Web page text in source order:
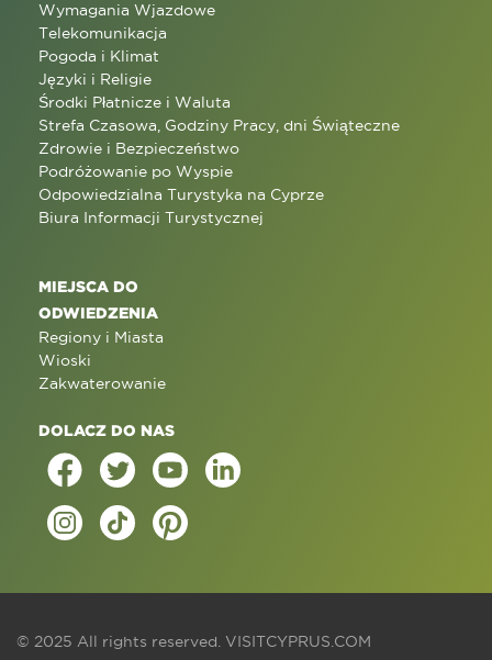
Wymagania Wjazdowe
Telekomunikacja
Pogoda i Klimat
Języki i Religie
Środki Płatnicze i Waluta
Strefa Czasowa, Godziny Pracy, dni Świąteczne
Zdrowie i Bezpieczeństwo
Podróżowanie po Wyspie
Odpowiedzialna Turystyka na Cyprze
Biura Informacji Turystycznej
MIEJSCA DO
ODWIEDZENIA
Regiony i Miasta
Wioski
Zakwaterowanie
DOLACZ DO NAS
© 2025 All rights reserved. VISITCYPRUS.COM